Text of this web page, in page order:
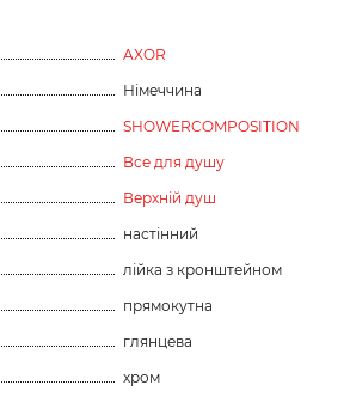
AXOR
Німеччина
SHOWERCOMPOSITION
Все для душу
Верхній душ
настінний
лійка з кронштейном
прямокутна
глянцева
хром